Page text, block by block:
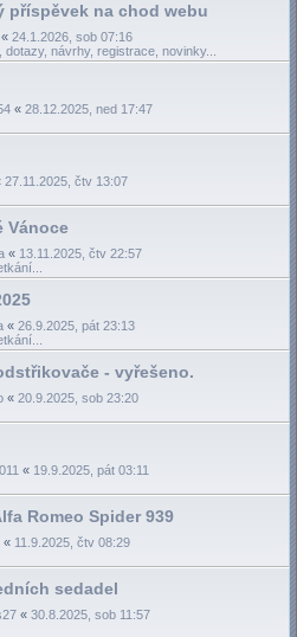
příspěvek na chod webu
« 24.1.2026, sob 07:16
návrhy, registrace, novinky...
« 28.12.2025, ned 17:47
27.11.2025, čtv 13:07
Vánoce
« 13.11.2025, čtv 22:57
« 26.9.2025, pát 23:13
- vyřešeno.
« 20.9.2025, sob 23:20
« 19.9.2025, pát 03:11
Romeo Spider 939
« 11.9.2025, čtv 08:29
sedadel
« 30.8.2025, sob 11:57